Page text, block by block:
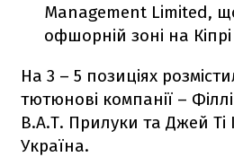
Management Limited,
офшорній зоні на
На 3 – 5 позиціях
тютюнові компанії –
В.А.Т. Прилуки та Джей Ті
Україна.